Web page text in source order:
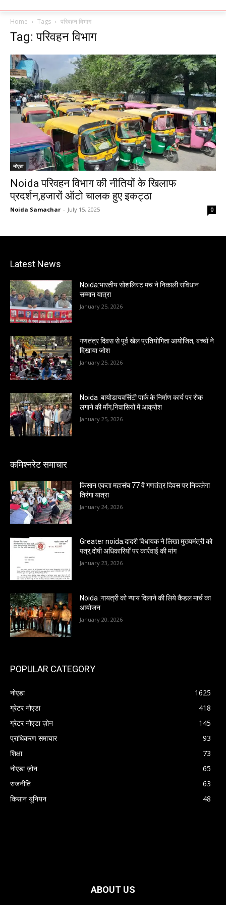
Home Tags परिवहन विभाग
Tag: परिवहन विभाग
नोएडा
Noida परिवहन विभाग की नीतियों के खिलाफ
प्रदर्शन,हजारों ऑटो चालक हुए इकट्ठा
Noida Samachar - July 15, 2025 0
Latest News
Noida:भारतीय सोशलिस्ट मंच ने निकाली संविधान
सम्मान यात्रा
January 25, 2026
गणतंत्र दिवस से पूर्व खेल प्रतियोगिता आयोजित, बच्चों ने
दिखाया जोश
January 25, 2026
Noida :बायोडायवर्सिटी पार्क के निर्माण कार्य पर रोक
लगाने की माँग,निवासियों में आक्रोश
January 25, 2026
कमिश्नरेट समाचार
किसान एकता महासंघ 77 वें गणतंत्र दिवस पर निकलेगा
तिरंगा यात्रा
January 24, 2026
Greater noida:दादरी विधायक ने लिखा मुख्यमंत्री को
पत्र,दोषी अधिकारियों पर कार्रवाई की मांग
January 23, 2026
Noida :गायत्री को न्याय दिलाने की लिये कैंडल मार्च का
आयोजन
January 20, 2026
POPULAR CATEGORY
नोएडा
1625
ग्रेटर नोएडा
418
ग्रेटर नोएडा ज़ोन
145
प्राधिकरण समाचार
93
शिक्षा
73
नोएडा ज़ोन
65
राजनीति
63
किसान यूनियन
48
ABOUT US